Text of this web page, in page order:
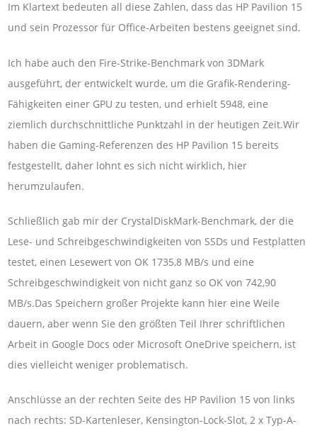
Im Klartext bedeuten all diese Zahlen, dass das HP Pavilion 15
und sein Prozessor für Office-Arbeiten bestens geeignet sind.
Ich habe auch den Fire-Strike-Benchmark von 3DMark
ausgeführt, der entwickelt wurde, um die Grafik-Rendering-
Fähigkeiten einer GPU zu testen, und erhielt 5948, eine
ziemlich durchschnittliche Punktzahl in der heutigen Zeit.Wir
haben die Gaming-Referenzen des HP Pavilion 15 bereits
festgestellt, daher lohnt es sich nicht wirklich, hier
herumzulaufen.
Schließlich gab mir der CrystalDiskMark-Benchmark, der die
Lese- und Schreibgeschwindigkeiten von SSDs und Festplatten
testet, einen Lesewert von OK 1735,8 MB/s und eine
Schreibgeschwindigkeit von nicht ganz so OK von 742,90
MB/s.Das Speichern großer Projekte kann hier eine Weile
dauern, aber wenn Sie den größten Teil Ihrer schriftlichen
Arbeit in Google Docs oder Microsoft OneDrive speichern, ist
dies vielleicht weniger problematisch.
Anschlüsse an der rechten Seite des HP Pavilion 15 von links
nach rechts: SD-Kartenleser, Kensington-Lock-Slot, 2 x Typ-A-